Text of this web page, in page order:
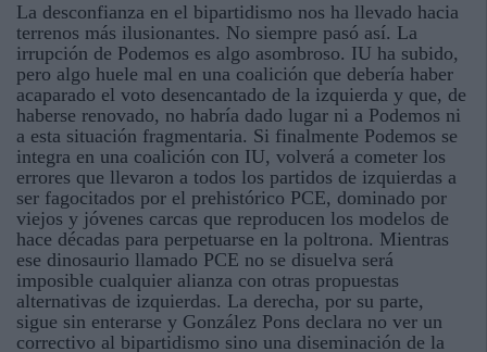
La desconfianza en el bipartidismo nos ha llevado hacia
terrenos más ilusionantes. No siempre pasó así. La
irrupción de Podemos es algo asombroso. IU ha subido,
pero algo huele mal en una coalición que debería haber
acaparado el voto desencantado de la izquierda y que, de
haberse renovado, no habría dado lugar ni a Podemos ni
a esta situación fragmentaria. Si finalmente Podemos se
integra en una coalición con IU, volverá a cometer los
errores que llevaron a todos los partidos de izquierdas a
ser fagocitados por el prehistórico PCE, dominado por
viejos y jóvenes carcas que reproducen los modelos de
hace décadas para perpetuarse en la poltrona. Mientras
ese dinosaurio llamado PCE no se disuelva será
imposible cualquier alianza con otras propuestas
alternativas de izquierdas. La derecha, por su parte,
sigue sin enterarse y González Pons declara no ver un
correctivo al bipartidismo sino una diseminación de la